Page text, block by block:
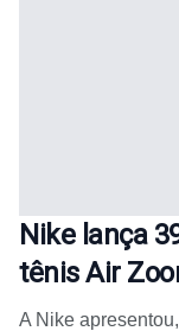
Nike lança
tênis Air
A Nike